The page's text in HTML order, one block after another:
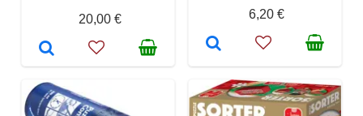
20,00 €
6,20 €